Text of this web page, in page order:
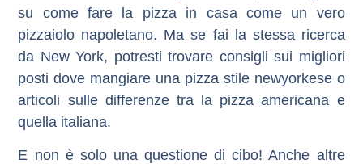
su come fare la pizza in casa come un vero
pizzaiolo napoletano. Ma se fai la stessa ricerca
da New York, potresti trovare consigli sui migliori
posti dove mangiare una pizza stile newyorkese o
articoli sulle differenze tra la pizza americana e
quella italiana.
E non è solo una questione di cibo! Anche altre